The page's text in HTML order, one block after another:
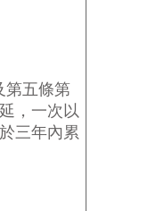
第五條第
，一次以
三年內累